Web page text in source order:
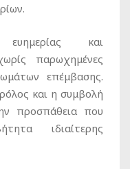
και
παρωχημένες
επέμβασης.
και η συμβολή
προσπάθεια που
ιδιαίτερης